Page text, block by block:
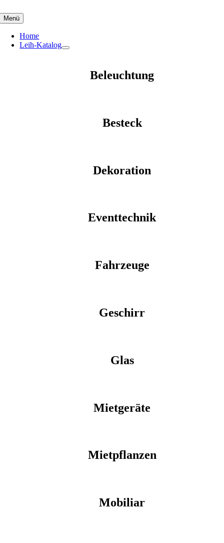
to
content
Menü
Home
Leih-Katalog
Beleuchtung
Besteck
Dekoration
Eventtechnik
Fahrzeuge
Geschirr
Glas
Mietgeräte
Mietpflanzen
Mobiliar